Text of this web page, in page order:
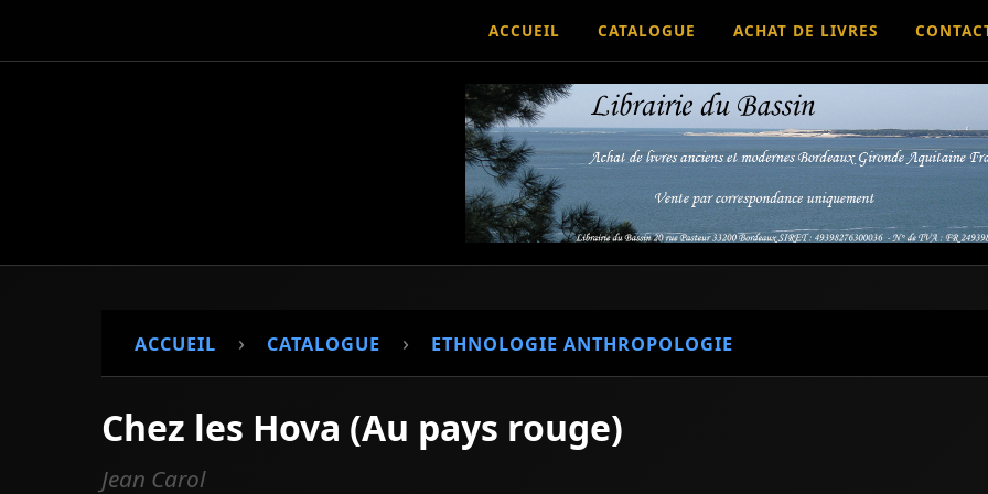
ACCUEIL CATALOGUE ACHAT DE LIVRES
ACCUEIL › CATALOGUE › ETHNOLOGIE ANTHROPOLOGIE
Chez les Hova (Au pays rouge)
Jean Carol